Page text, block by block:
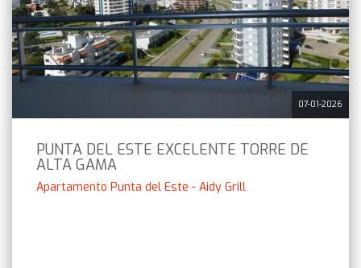
07-01-2026
PUNTA DEL ESTE EXCELENTE TORRE DE
ALTA GAMA
Apartamento Punta del Este - Aidy Grill